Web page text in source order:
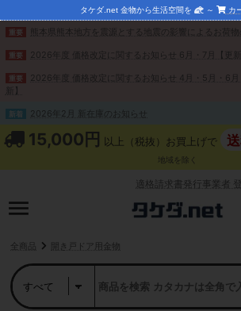
重要 熊本県熊本地方を震源とする地震の影響によるお荷
重要 2026年度 価格改定に関するお知らせ 6月・7月【更新
重要
2026年度 価格改定に関するお知らせ 4月・5月・6
新】
新着 2026年2月 新在庫のお知らせ
タケダ.net 金物から生活空間を ～ カ
15,000円 以上（税抜）お買上げで
地域を除く
適格請求書発行事業者
全商品 開き戸ドア用金物